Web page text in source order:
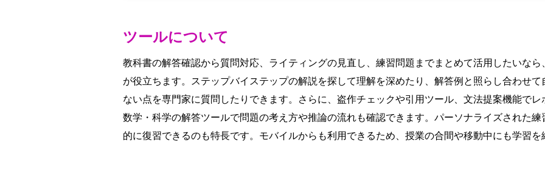
ツールについて
教科書の解答確認から質問対応、ライティングの見直し、練習問題までまとめて活用したいな
が役立ちます。ステップバイステップの解説を探して理解を深めたり、解答例と照らし合わせ
ない点を専門家に質問したりできます。さらに、盗作チェックや引用ツール、文法提案機能で
数学・科学の解答ツールで問題の考え方や推論の流れも確認できます。パーソナライズされた
的に復習できるのも特長です。モバイルからも利用できるため、授業の合間や移動中にも学習